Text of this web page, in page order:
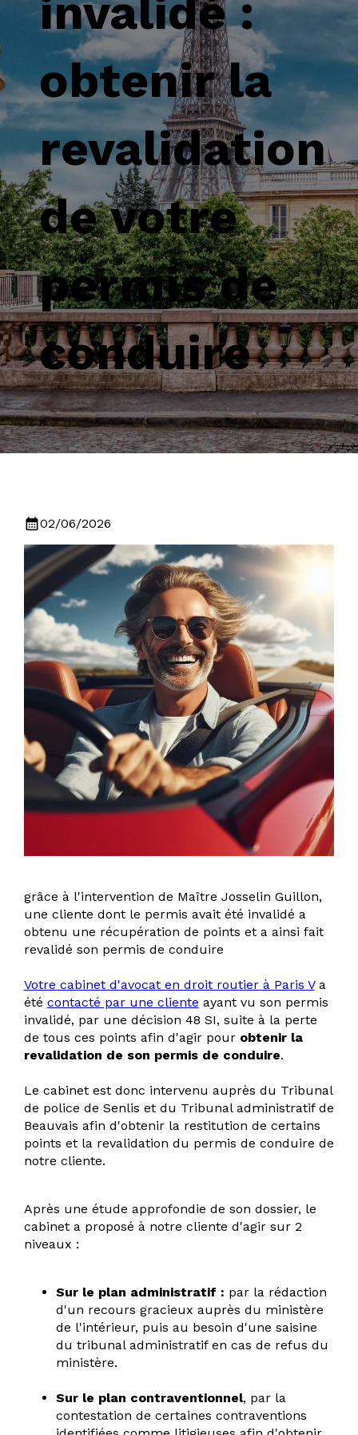
invalidé :
obtenir la
revalidation
de votre
permis de
conduire
calendar_month02/06/2026
grâce à l'intervention de Maître Josselin Guillon,
une cliente dont le permis avait été invalidé a
obtenu une récupération de points et a ainsi fait
revalidé son permis de conduire
Votre cabinet d'avocat en droit routier à Paris Va
été contacté par une cliente ayant vu son permis
invalidé, par une décision 48 SI, suite à la perte
de tous ces points afin d'agir pour obtenir la
revalidation de son permis de conduire.
Le cabinet est donc intervenu auprès du Tribunal
de police de Senlis et du Tribunal administratif de
Beauvais afin d'obtenir la restitution de certains
points et la revalidation du permis de conduire de
notre cliente.
Après une étude approfondie de son dossier, le
cabinet a proposé à notre cliente d'agir sur 2
niveaux :
Sur le plan administratif : par la rédaction
d'un recours gracieux auprès du ministère
de l'intérieur, puis au besoin d'une saisine
du tribunal administratif en cas de refus du
ministère.
Sur le plan contraventionnel, par la
contestation de certaines contraventions